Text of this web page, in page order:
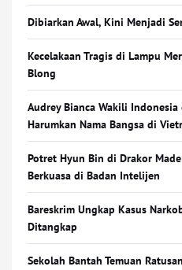
Dibiarkan Awal, Kini Menjadi
Kecelakaan Tragis di Lampu
Blong
Audrey Bianca Wakili
Harumkan Nama Bangsa di
Potret Hyun Bin di Drakor
Berkuasa di Badan Intelijen
Bareskrim Ungkap Kasus
Ditangkap
Sekolah Bantah Temuan